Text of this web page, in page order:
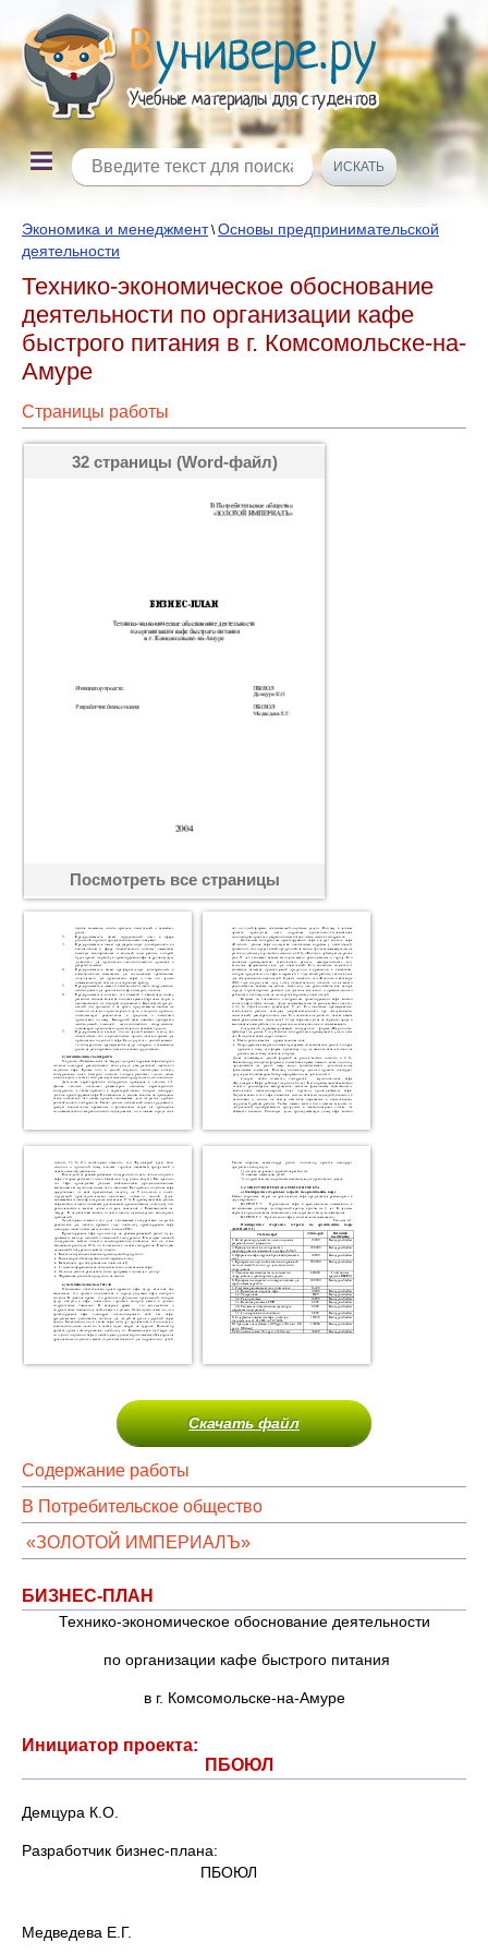
Экономика и менеджмент\Основы предпринимательской
деятельности
Технико-экономическое обоснование
деятельности по организации кафе
быстрого питания в г. Комсомольске-на-
Амуре
Страницы работы
32 страницы (Word-файл)
Посмотреть все страницы
Скачать файл
Содержание работы
В Потребительское общество
«ЗОЛОТОЙ ИМПЕРИАЛЪ»
БИЗНЕС-ПЛАН
Технико-экономическое обоснование деятельности
по организации кафе быстрого питания
в г. Комсомольске-на-Амуре
Инициатор проекта:
ПБОЮЛ
Демцура К.О.
Разработчик бизнес-плана:
ПБОЮЛ
Медведева Е.Г.